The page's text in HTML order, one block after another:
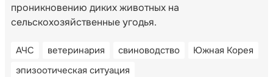
проникновению диких животных на
сельскохозяйственные угодья.
АЧС ветеринария свиноводство
Южная Корея
эпизоотическая ситуация